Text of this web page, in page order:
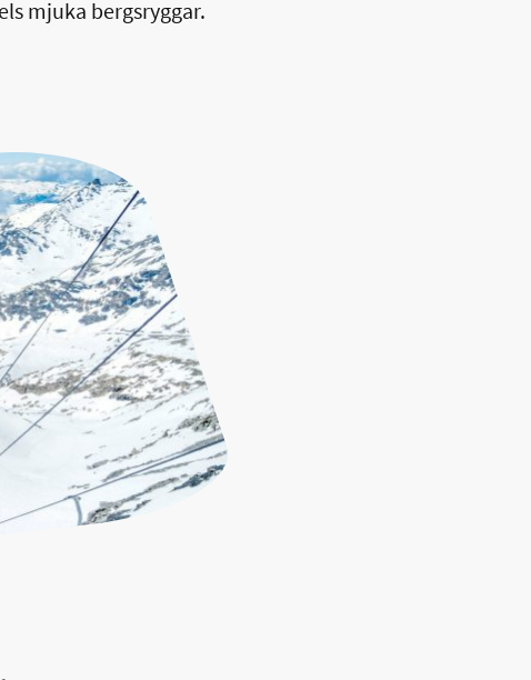
mjuka bergsryggar.